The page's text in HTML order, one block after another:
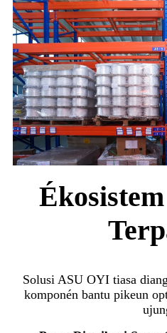
Solusi ASU OYI tiasa
komponén bantu pikeun